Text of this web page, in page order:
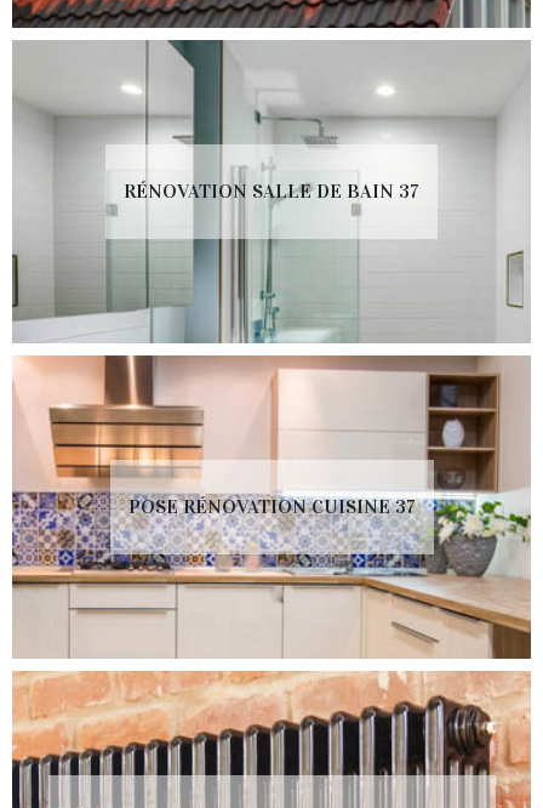
RÉNOVATION SALLE DE BAIN 37
POSE RÉNOVATION CUISINE 37